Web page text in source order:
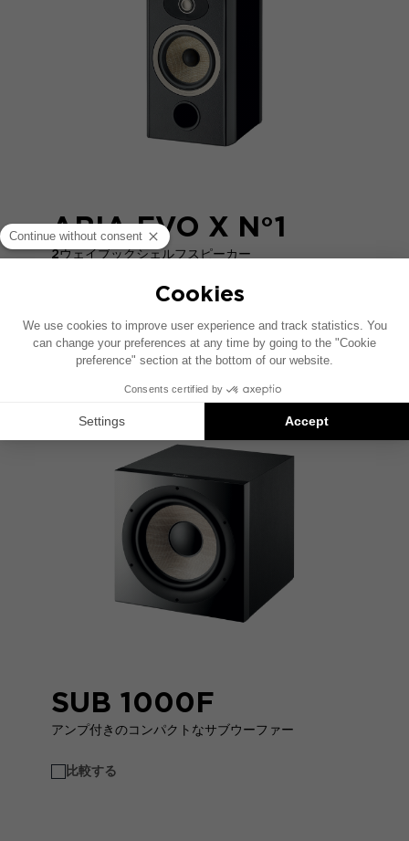
ARIA EVO X N°1
2ウェイブックシェルフスピーカー
比較する
SUB 1000F
アンプ付きのコンパクトなサブウーファー
比較する